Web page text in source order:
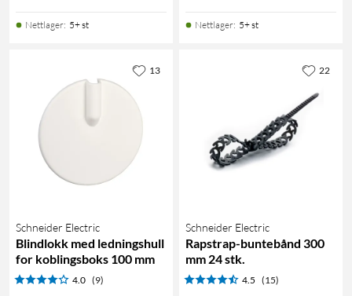
Nettlager: 5+ st Nettlager: 5+ st
Schneider Electric
Blindlokk med ledningshull
for koblingsboks 100 mm
4.0 (9)
13
Schneider Electric
Rapstrap-buntebånd 300
mm 24 stk.
4.5 (15)
22